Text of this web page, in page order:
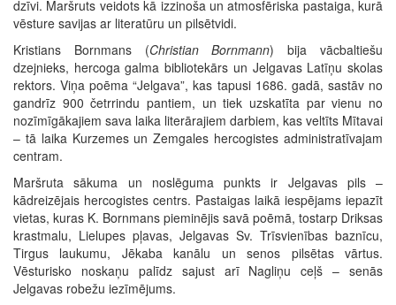
dzīvi. Maršruts veidots kā izzinoša un atmosfēriska pastaiga, kurā
vēsture savijas ar literatūru un pilsētvidi.
Kristians Bornmans (Christian Bornmann) bija vācbaltiešu
dzejnieks, hercoga galma bibliotekārs un Jelgavas Latīņu skolas
rektors. Viņa poēma “Jelgava”, kas tapusi 1686. gadā, sastāv no
gandrīz 900 četrrindu pantiem, un tiek uzskatīta par vienu no
nozīmīgākajiem sava laika literārajiem darbiem, kas veltīts Mītavai
– tā laika Kurzemes un Zemgales hercogistes administratīvajam
centram.
Maršruta sākuma un noslēguma punkts ir Jelgavas pils –
kādreizējais hercogistes centrs. Pastaigas laikā iespējams iepazīt
vietas, kuras K. Bornmans pieminējis savā poēmā, tostarp Driksas
krastmalu, Lielupes pļavas, Jelgavas Sv. Trīsvienības baznīcu,
Tirgus laukumu, Jēkaba kanālu un senos pilsētas vārtus.
Vēsturisko noskaņu palīdz sajust arī Nagliņu ceļš – senās
Jelgavas robežu iezīmējums.